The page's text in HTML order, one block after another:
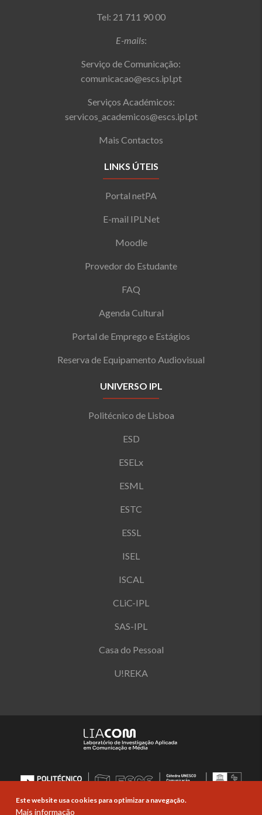
Tel: 21 711 90 00
E-mails:
Serviço de Comunicação:
comunicacao@escs.ipl.pt
Serviços Académicos:
servicos_academicos@escs.ipl.pt
Mais Contactos
LINKS ÚTEIS
Portal netPA
E-mail IPLNet
Moodle
Provedor do Estudante
FAQ
Agenda Cultural
Portal de Emprego e Estágios
Reserva de Equipamento Audiovisual
UNIVERSO IPL
Politécnico de Lisboa
ESD
ESELx
ESML
ESTC
ESSL
ISEL
ISCAL
CLiC-IPL
SAS-IPL
Casa do Pessoal
U!REKA
Este website usa cookies para optimizar a navegação.
Mais informação